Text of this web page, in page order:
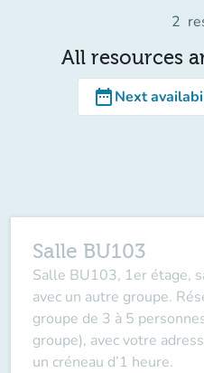
2
All resources
date_rangeNext
Salle BU103
Salle BU103, 1er étage,
avec un autre groupe.
groupe de 3 à 5
groupe), avec votre
un créneau d’1 heure.